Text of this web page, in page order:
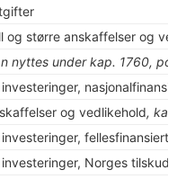
og større anskaffelser og
nyttes under kap. 1760,
og vedlikehold, kan
fellesfinansiert
investeringer, Norges